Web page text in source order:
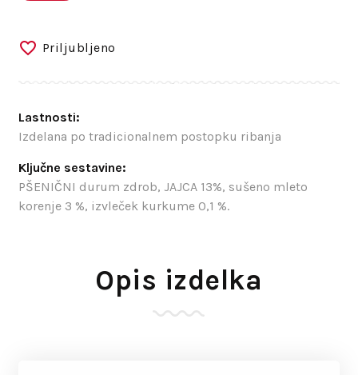
Priljubljeno
Lastnosti:
Izdelana po tradicionalnem postopku ribanja
Ključne sestavine:
PŠENIČNI durum zdrob, JAJCA 13%, sušeno mleto
korenje 3 %, izvleček kurkume 0,1 %.
Opis izdelka